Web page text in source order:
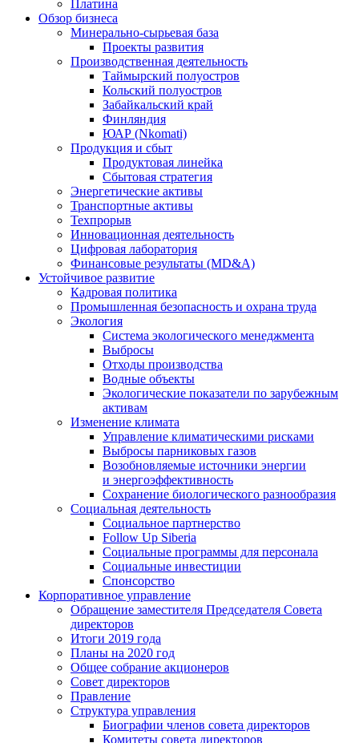
Платина
Обзор бизнеса
Минерально-сырьевая база
Проекты развития
Производственная деятельность
Таймырский полуостров
Кольский полуостров
Забайкальский край
Финляндия
ЮАР (Nkomati)
Продукция и сбыт
Продуктовая линейка
Сбытовая стратегия
Энергетические активы
Транспортные активы
Техпрорыв
Инновационная деятельность
Цифровая лаборатория
Финансовые результаты (MD&A)
Устойчивое развитие
Кадровая политика
Промышленная безопасность и охрана труда
Экология
Система экологического менеджмента
Выбросы
Отходы производства
Водные объекты
Экологические показатели по зарубежным
активам
Изменение климата
Управление климатическими рисками
Выбросы парниковых газов
Возобновляемые источники энергии
и энергоэффективность
Сохранение биологического разнообразия
Социальная деятельность
Социальное партнерство
Follow Up Siberia
Социальные программы для персонала
Социальные инвестиции
Спонсорство
Корпоративное управление
Обращение заместителя Председателя Совета
директоров
Итоги 2019 года
Планы на 2020 год
Общее собрание акционеров
Совет директоров
Правление
Структура управления
Биографии членов совета директоров
Комитеты совета директоров